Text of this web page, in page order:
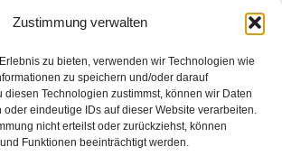
Zustimmung verwalten
zu bieten, verwenden wir Technologien wie
zu speichern und/oder darauf
diesen Technologien zustimmst, können wir Daten
oder eindeutige IDs auf dieser Website verarbeiten.
nicht erteilst oder zurückziehst, können
Funktionen beeinträchtigt werden.